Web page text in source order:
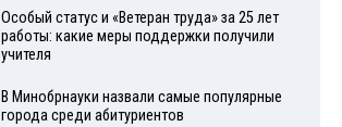
Особый статус и «Ветеран труда» за 25 лет
работы: какие меры поддержки получили
учителя
В Минобрнауки назвали самые популярные
города среди абитуриентов